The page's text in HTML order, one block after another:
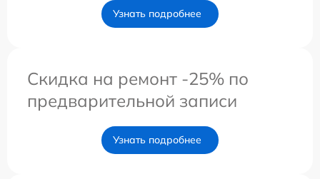
Узнать подробнее
Скидка на ремонт -25% по
предварительной записи
Узнать подробнее